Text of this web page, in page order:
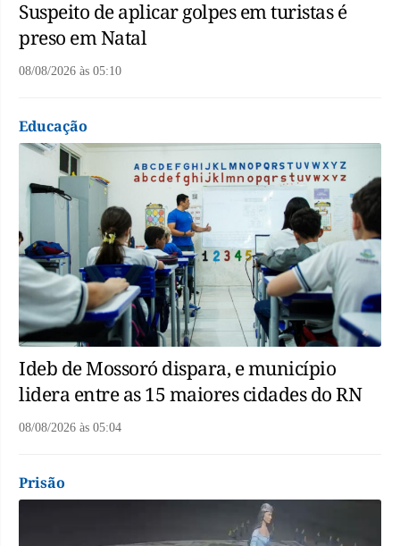
Suspeito de aplicar golpes em turistas é
preso em Natal
08/08/2026 às 05:10
Educação
Ideb de Mossoró dispara, e município
lidera entre as 15 maiores cidades do RN
08/08/2026 às 05:04
Prisão